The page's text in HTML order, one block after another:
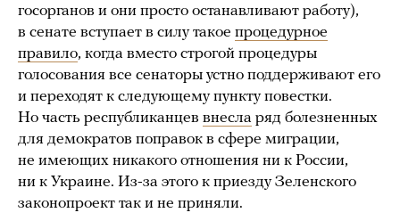
госорганов и они просто останавливают работу),
в сенате вступает в силу такое процедурное
правило, когда вместо строгой процедуры
голосования все сенаторы устно поддерживают его
и переходят к следующему пункту повестки.
Но часть республиканцев внесла ряд болезненных
для демократов поправок в сфере миграции,
не имеющих никакого отношения ни к России,
ни к Украине. Из-за этого к приезду Зеленского
законопроект так и не приняли.